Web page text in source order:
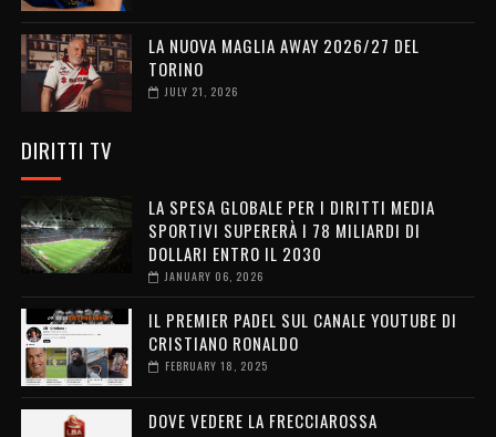
LA NUOVA MAGLIA AWAY 2026/27 DEL
TORINO
JULY 21, 2026
DIRITTI TV
LA SPESA GLOBALE PER I DIRITTI MEDIA
SPORTIVI SUPERERÀ I 78 MILIARDI DI
DOLLARI ENTRO IL 2030
JANUARY 06, 2026
IL PREMIER PADEL SUL CANALE YOUTUBE DI
CRISTIANO RONALDO
FEBRUARY 18, 2025
DOVE VEDERE LA FRECCIAROSSA